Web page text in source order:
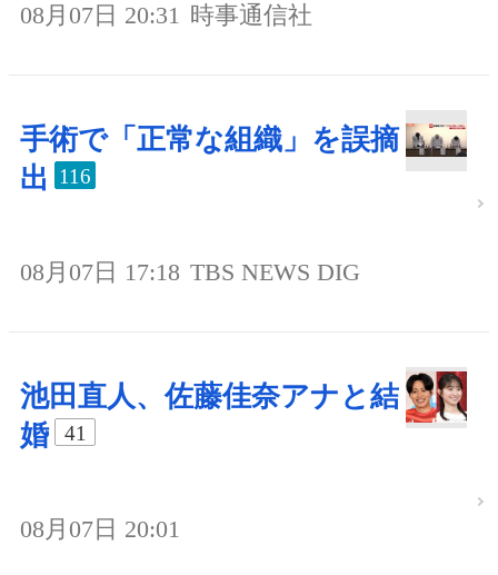
08月07日 20:31 時事通信社
手術で「正常な組織」を誤摘
出
116
08月07日 17:18 TBS NEWS DIG
池田直人、佐藤佳奈アナと結
婚
41
08月07日 20:01